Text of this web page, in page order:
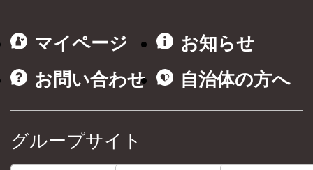
マイページ
お知らせ
お問い合わせ
自治体の方へ
グループサイト